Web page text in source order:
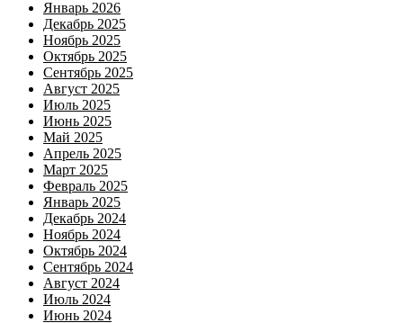
Январь 2026
Декабрь 2025
Ноябрь 2025
Октябрь 2025
Сентябрь 2025
Август 2025
Июль 2025
Июнь 2025
Май 2025
Апрель 2025
Март 2025
Февраль 2025
Январь 2025
Декабрь 2024
Ноябрь 2024
Октябрь 2024
Сентябрь 2024
Август 2024
Июль 2024
Июнь 2024